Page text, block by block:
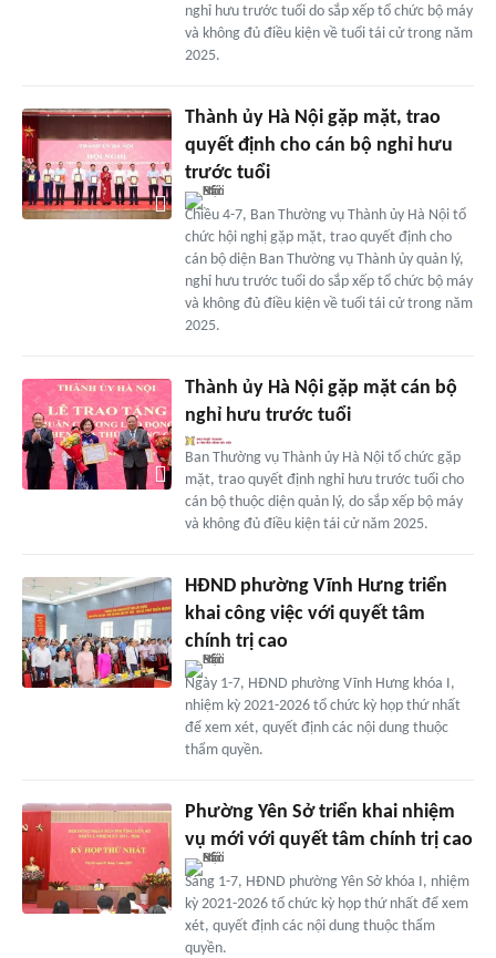
nghỉ hưu trước tuổi do sắp xếp tổ chức bộ máy
và không đủ điều kiện về tuổi tái cử trong năm
2025.
Thành ủy Hà Nội gặp mặt, trao
quyết định cho cán bộ nghỉ hưu
trước tuổi
Chiều 4-7, Ban Thường vụ Thành ủy Hà Nội tổ
chức hội nghị gặp mặt, trao quyết định cho
cán bộ diện Ban Thường vụ Thành ủy quản lý,
nghỉ hưu trước tuổi do sắp xếp tổ chức bộ máy
và không đủ điều kiện về tuổi tái cử trong năm
2025.
Thành ủy Hà Nội gặp mặt cán bộ
nghỉ hưu trước tuổi
Ban Thường vụ Thành ủy Hà Nội tổ chức gặp
mặt, trao quyết định nghỉ hưu trước tuổi cho
cán bộ thuộc diện quản lý, do sắp xếp bộ máy
và không đủ điều kiện tái cử năm 2025.
HĐND phường Vĩnh Hưng triển
khai công việc với quyết tâm
chính trị cao
Ngày 1-7, HĐND phường Vĩnh Hưng khóa I,
nhiệm kỳ 2021-2026 tổ chức kỳ họp thứ nhất
để xem xét, quyết định các nội dung thuộc
thẩm quyền.
Phường Yên Sở triển khai nhiệm
vụ mới với quyết tâm chính trị cao
Sáng 1-7, HĐND phường Yên Sở khóa I, nhiệm
kỳ 2021-2026 tổ chức kỳ họp thứ nhất để xem
xét, quyết định các nội dung thuộc thẩm
quyền.